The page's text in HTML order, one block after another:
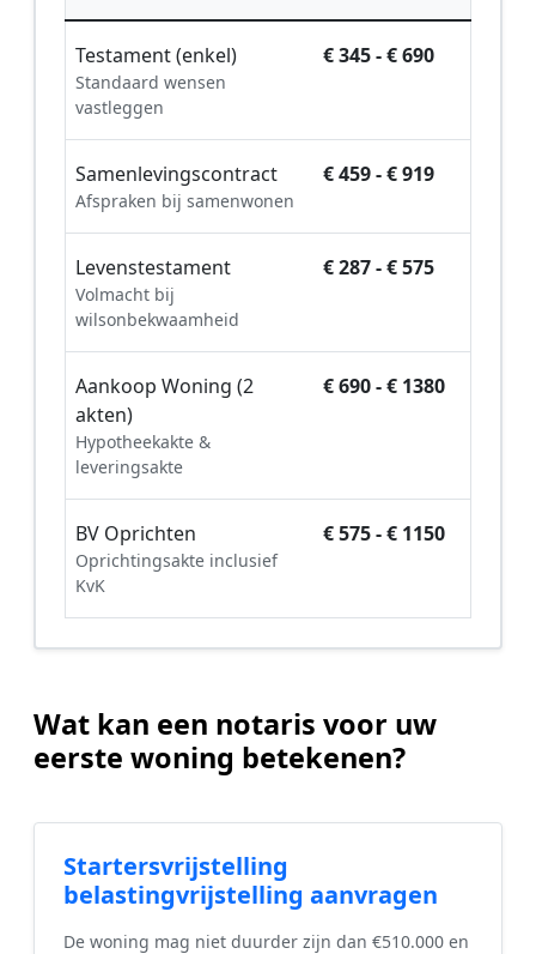
Testament (enkel)
Standaard wensen
vastleggen
€ 345 - € 690
Samenlevingscontract
Afspraken bij samenwonen
€ 459 - € 919
Levenstestament
Volmacht bij
wilsonbekwaamheid
€ 287 - € 575
Aankoop Woning (2
akten)
Hypotheekakte &
leveringsakte
€ 690 - € 1380
BV Oprichten
Oprichtingsakte inclusief
KvK
€ 575 - € 1150
Wat kan een notaris voor uw
eerste woning betekenen?
Startersvrijstelling
belastingvrijstelling aanvragen
De woning mag niet duurder zijn dan €510.000 en